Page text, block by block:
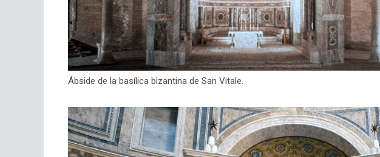
Ábside de la basílica bizantina de San Vitale.